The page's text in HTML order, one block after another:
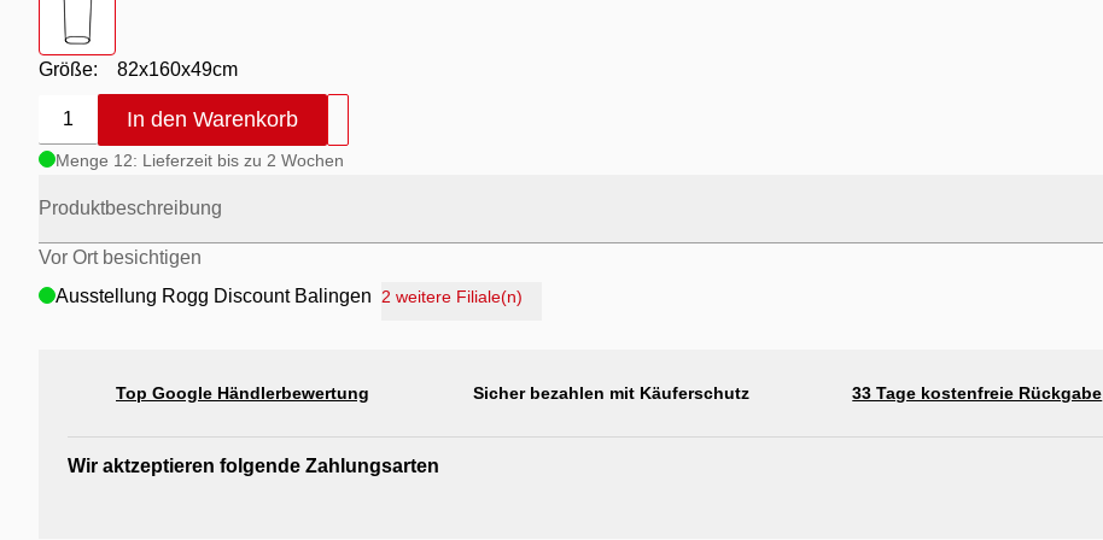
Größe: 82x160x49cm
1 In den Warenkorb
Menge 12: Lieferzeit bis zu 2 Wochen
Produktbeschreibung
Vor Ort besichtigen
Ausstellung Rogg Discount Balingen
Ausstellung Rogg & Roll Reutlingen
Ausstellung Möbel Rogg Reutlingen
2 weitere Filiale(n)
Top Google Händlerbewertung Sicher bezahlen mit Käuferschutz 33 Tage kostenfreie Rückgabe
Wir aktzeptieren folgende Zahlungsarten